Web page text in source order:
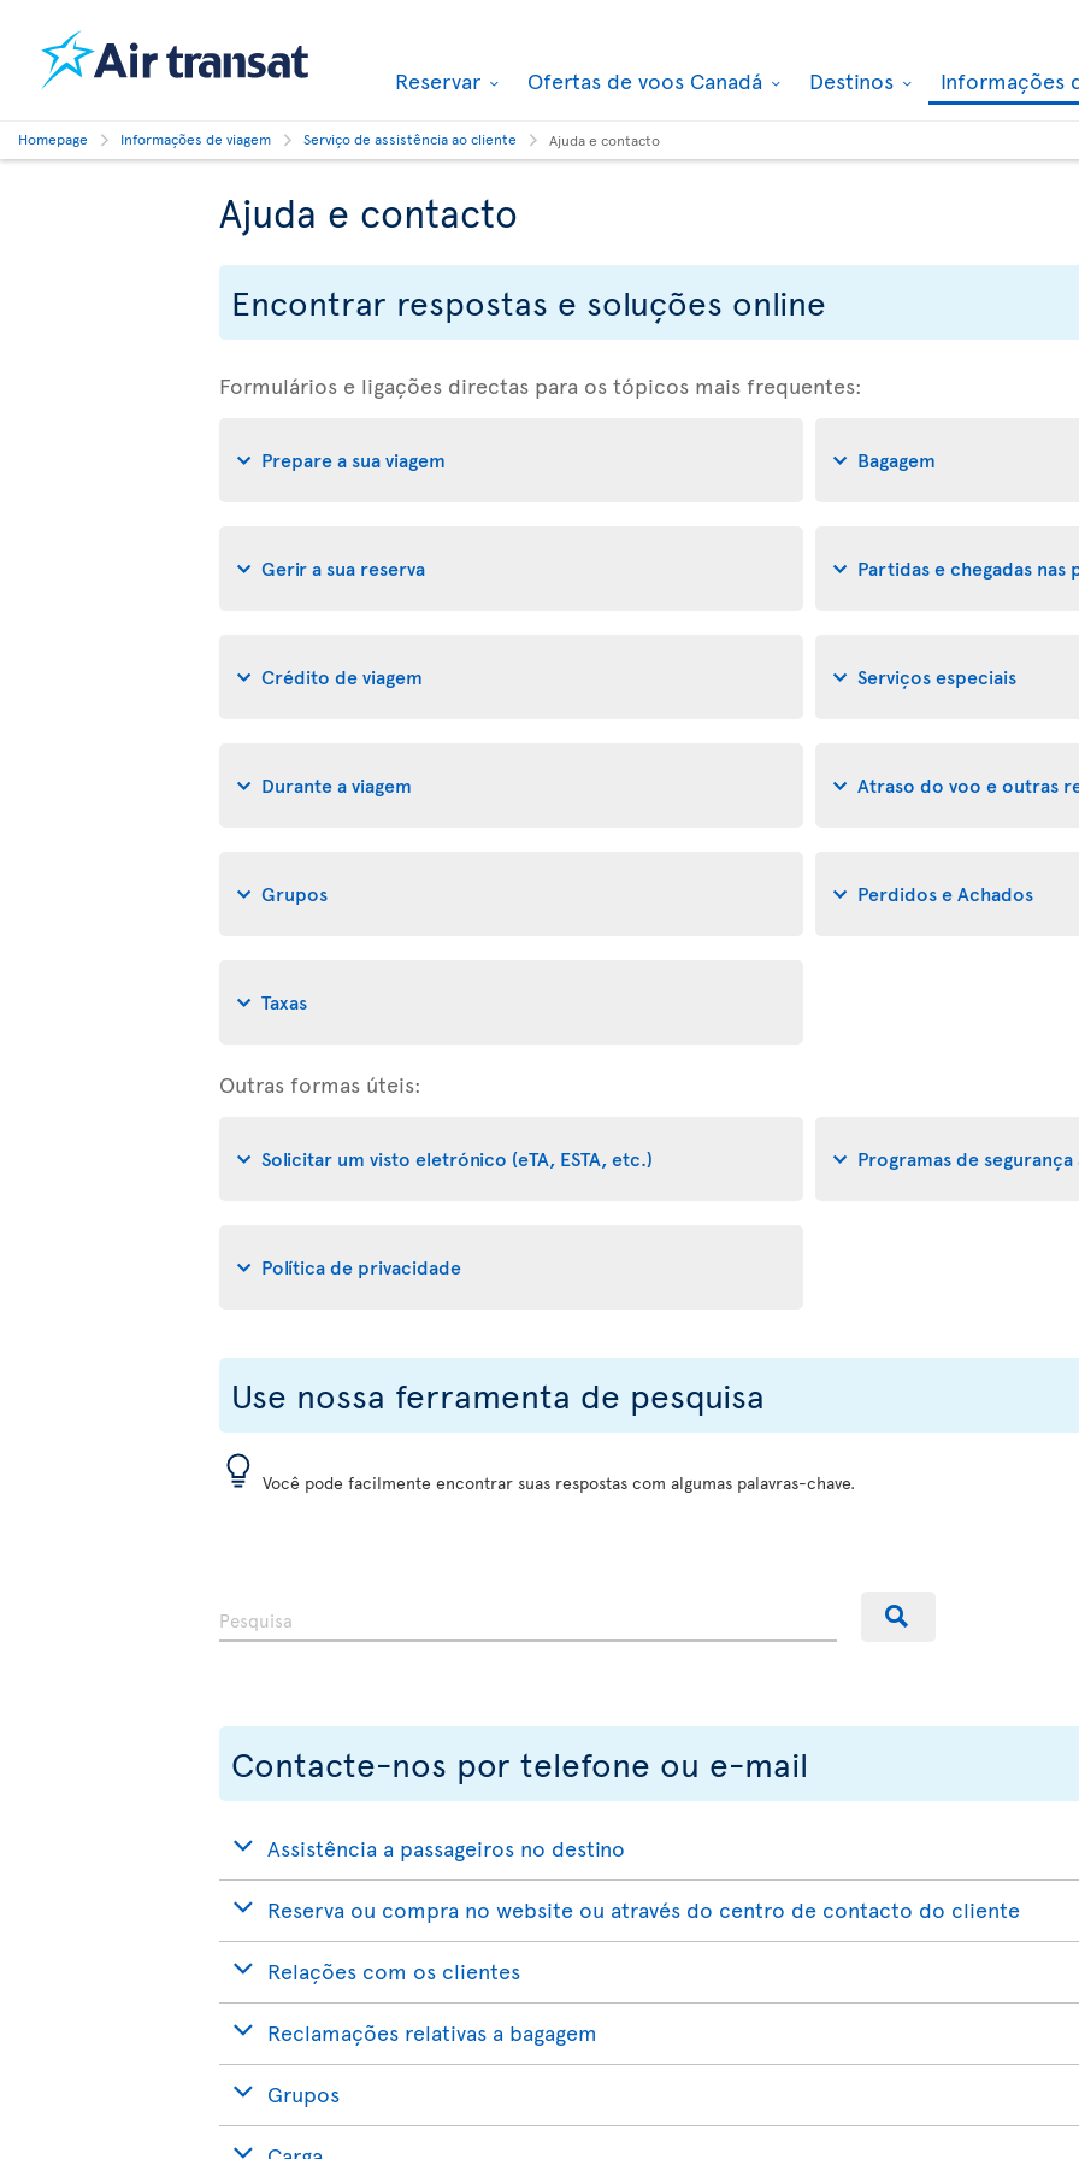
Reservar Ofertas de voos Canadá Destinos Informações
Homepage Informações de viagem Serviço de assistência ao cliente Ajuda e contacto
Ajuda e contacto
Encontrar respostas e soluções online
Formulários e ligações directas para os tópicos mais frequentes:
Prepare a sua viagem Bagagem
Gerir a sua reserva Partidas e chegadas nas
Crédito de viagem Serviços especiais
Durante a viagem Atraso do voo e outras
Grupos Perdidos e Achados
Taxas
Outras formas úteis:
Solicitar um visto eletrónico (eTA, ESTA, etc.) Programas de
Política de privacidade
Use nossa ferramenta de pesquisa
Você pode facilmente encontrar suas respostas com algumas palavras-chave.
Contacte-nos por telefone ou e-mail
Assistência a passageiros no destino
Reserva ou compra no website ou através do centro de contacto do cliente
Relações com os clientes
Reclamações relativas a bagagem
Grupos